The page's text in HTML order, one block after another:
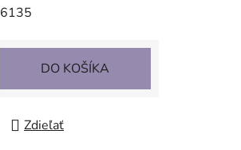
6135
DO KOŠÍKA
Zdieľať